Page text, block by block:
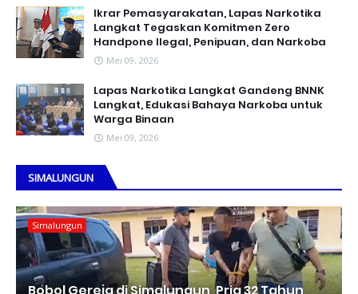
Ikrar Pemasyarakatan, Lapas Narkotika
Langkat Tegaskan Komitmen Zero
Handpone llegal, Penipuan, dan Narkoba
Mei 09, 2026
Lapas Narkotika Langkat Gandeng BNNK
Langkat, Edukasi Bahaya Narkoba untuk
Warga Binaan
Mei 09, 2026
SIMALUNGUN
Simalungun